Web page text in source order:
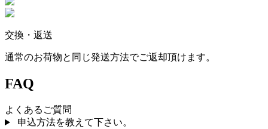
交換・返送
通常のお荷物と同じ発送方法でご返却頂けます。
FAQ
よくあるご質問
申込方法を教えて下さい。